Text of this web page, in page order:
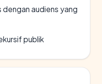
audiens yang
publik